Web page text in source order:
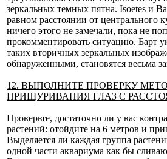
зеркальных темных пятна. Isoetes и
равном расстоянии от центрального
ничего этого не замечали, пока не
прокомментировать ситуацию. Барт
таких вторичных зеркальных
обнаруженными, становятся весьма
12. ВЫПОЛНИТЕ ПРОВЕРКУ
ПРИЩУРИВАНИЯ ГЛАЗ С
Проверьте, достаточно ли у вас
растений: отойдите на 6 метров и
Выделяется ли каждая группа
одной части аквариума как бы